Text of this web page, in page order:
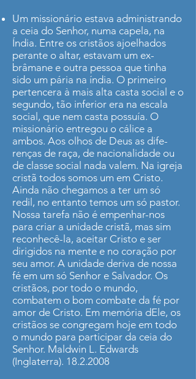
Um missionário estava administrando
a ceia do Senhor, numa capela, na
Índia. Entre os cristãos ajoelhados
perante o altar, estavam um ex-
brâmane e outra pessoa que tinha
sido um pária na índia. O primeiro
pertencera à mais alta casta social e o
segundo, tão inferior era na escala
social, que nem casta possuía. O
missionário entregou o cálice a
ambos. Aos olhos de Deus as dife­
renças de raça, de nacionalidade ou
de classe social nada valem. Na igreja
cristã todos somos um em Cristo.
Ainda não chegamos a ter um só
redil, no entanto temos um só pastor.
Nossa tarefa não é empenhar-nos
para criar a unidade cristã, mas sim
reco­nhecê-la, aceitar Cristo e ser
dirigidos na mente e no coração por
seu amor. A unidade deriva de nossa
fé em um só Senhor e Salvador. Os
cristãos, por todo o mundo,
combatem o bom combate da fé por
amor de Cristo. Em memória dEle, os
cristãos se congregam hoje em todo
o mundo para participar da ceia do
Senhor. Maldwin L. Edwards
(Inglaterra). 18.2.2008